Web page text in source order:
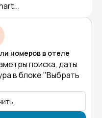
номеров в отеле
поиска, даты
в блоке "Выбрать